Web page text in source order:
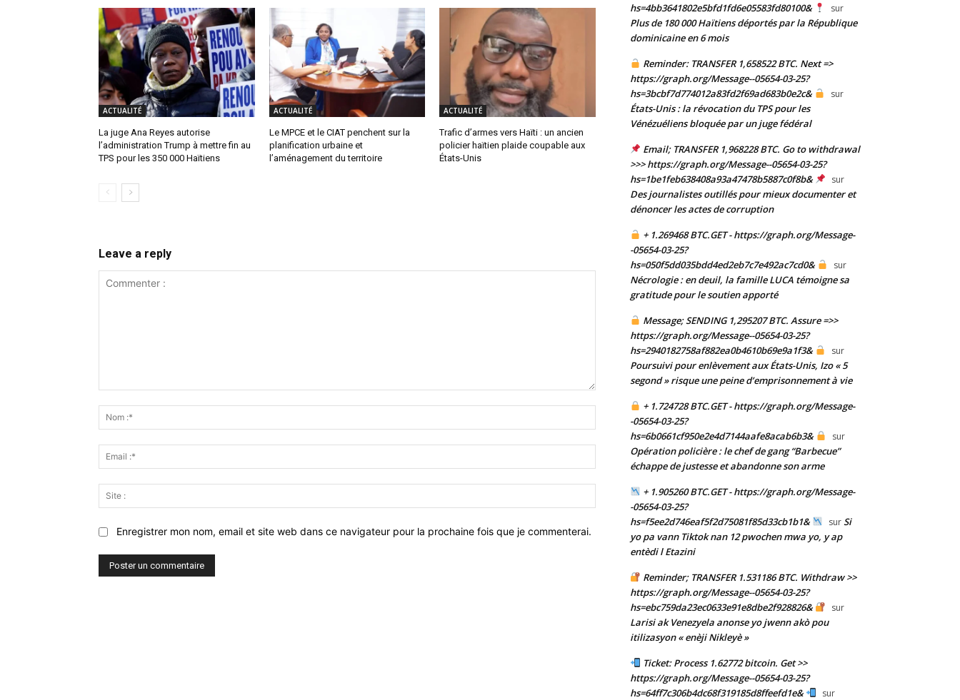
ACTUALITÉ
La juge Ana Reyes autorise
l’administration Trump à mettre fin au
TPS pour les 350 000 Haïtiens
ACTUALITÉ
Le MPCE et le CIAT penchent sur la
planification urbaine et
l’aménagement du territoire
ACTUALITÉ
Trafic d’armes vers Haïti : un ancien
policier haïtien plaide coupable aux
États-Unis
Leave a reply
:*
:*
:
Enregistrer mon nom, email et site web dans ce navigateur pour la prochaine fois que je commenterai.
hs=4bb3641802e5bfd1fd6e05583fd80100&
sur
Plus de 180 000 Haïtiens déportés par la République
dominicaine en 6 mois
Reminder: TRANSFER 1,658522 BTC. Next =>
https://graph.org/Message--05654-03-25?
hs=3bcbf7d774012a83fd2f69ad683b0e2c&
sur
États-Unis : la révocation du TPS pour les
Vénézuéliens bloquée par un juge fédéral
Email; TRANSFER 1,968228 BTC. Go to withdrawal
>>> https://graph.org/Message--05654-03-25?
hs=1be1feb638408a93a47478b5887c0f8b&
sur
Des journalistes outillés pour mieux documenter et
dénoncer les actes de corruption
+ 1.269468 BTC.GET - https://graph.org/Message-
-05654-03-25?
hs=050f5dd035bdd4ed2eb7c7e492ac7cd0&
sur
Nécrologie : en deuil, la famille LUCA témoigne sa
gratitude pour le soutien apporté
Message; SENDING 1,295207 BTC. Assure =>>
https://graph.org/Message--05654-03-25?
hs=2940182758af882ea0b4610b69e9a1f3&
sur
Poursuivi pour enlèvement aux États-Unis, Izo « 5
segond » risque une peine d’emprisonnement à vie
+ 1.724728 BTC.GET - https://graph.org/Message-
-05654-03-25?
hs=6b0661cf950e2e4d7144aafe8acab6b3&
sur
Opération policière : le chef de gang “Barbecue”
échappe de justesse et abandonne son arme
+ 1.905260 BTC.GET - https://graph.org/Message-
-05654-03-25?
hs=f5ee2d746eaf5f2d75081f85d33cb1b1&
surSi
yo pa vann Tiktok nan 12 pwochen mwa yo, y ap
entèdi l Etazini
Reminder; TRANSFER 1.531186 BTC. Withdraw >>
https://graph.org/Message--05654-03-25?
hs=ebc759da23ec0633e91e8dbe2f928826&
sur
Larisi ak Venezyela anonse yo jwenn akò pou
itilizasyon « enèji Nikleyè »
Ticket: Process 1.62772 bitcoin. Get >>
https://graph.org/Message--05654-03-25?
hs=64ff7c306b4dc68f319185d8ffeefd1e&
sur